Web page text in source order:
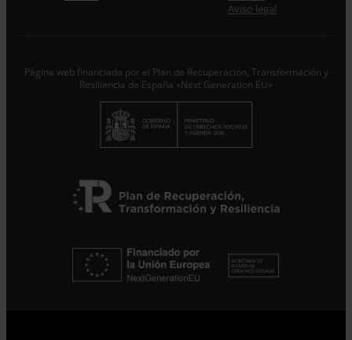
Desde ENTRECULTURAS FE Y ALEGRÍA ESPAÑA
Suscribirme
Aviso legal
Página web financiada por el Plan de Recuperación, Transformación y
Resiliencia de España «Next Generation EU»